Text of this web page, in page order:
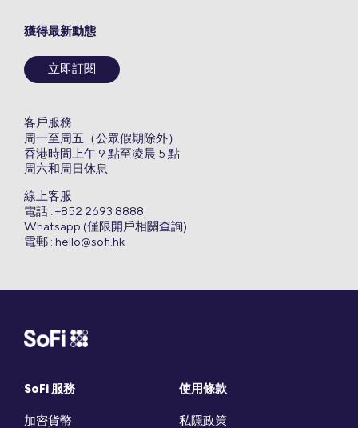
SoFi 服務
加密貨幣
使用條款
私隱政策
獲得最新動態
立即訂閱
客戶服務
周一至周五（公眾假期除外）
香港時間上午 9 點至凌晨 5 點
周六和周日休息
線上客服
電話 : +852 2693 8888
Whatsapp (僅限開戶相關查詢)
電郵 : hello@sofi.hk